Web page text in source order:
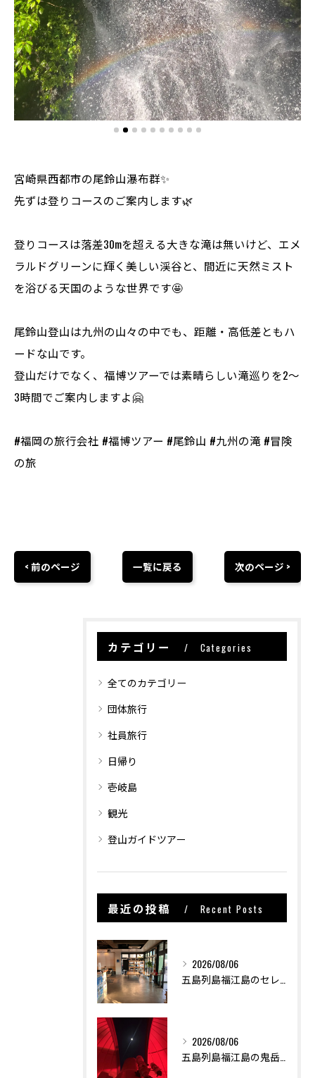
宮崎県西都市の尾鈴山瀑布群✨
先ずは登りコースのご案内します🌿
登りコースは落差30mを超える大きな滝は無いけど、エメ
ラルドグリーンに輝く美しい渓谷と、間近に天然ミスト
を浴びる天国のような世界です🤩
尾鈴山登山は九州の山々の中でも、距離・高低差ともハ
ードな山です。
登山だけでなく、福博ツアーでは素晴らしい滝巡りを2〜
3時間でご案内しますよ🤗
#福岡の旅行会社 #福博ツアー #尾鈴山 #九州の滝 #冒険
の旅
< 前のページ 一覧に戻る 次のページ >
カテゴリー Categories
全てのカテゴリー
団体旅行
社員旅行
日帰り
壱岐島
観光
登山ガイドツアー
最近の投稿 Recent Posts
2026/08/06
2026/08/06